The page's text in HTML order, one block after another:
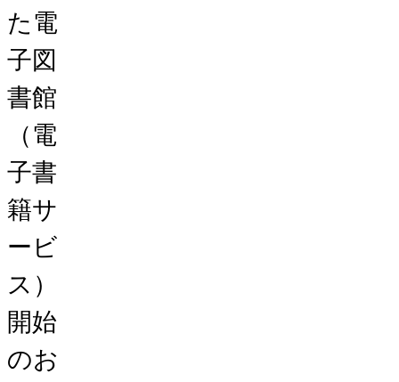
た電
子図
書館
（電
子書
籍サ
ービ
ス）
開始
のお